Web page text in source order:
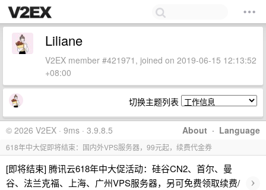
Liliane
V2EX member #421971, joined on 2019-06-15 12:13:52
+08:00
切换主题列表
About · Language
© 2026 V2EX · 9ms · 3.9.8.5
618年中大促即将结束：国内外VPS服务器，99元起，续费代金券
[即将结束] 腾讯云618年中大促活动：硅谷CN2、首尔、曼
谷、法兰克福、上海、广州VPS服务器，另可免费领取续费/
›